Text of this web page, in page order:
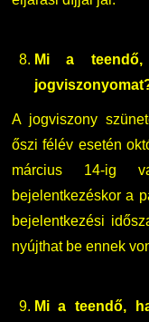
Mi a teendő,
A jogviszony
őszi félév esetén
március 14-ig
bejelentkezéskor a
bejelentkezési
nyújthat be ennek
Mi a teendő,